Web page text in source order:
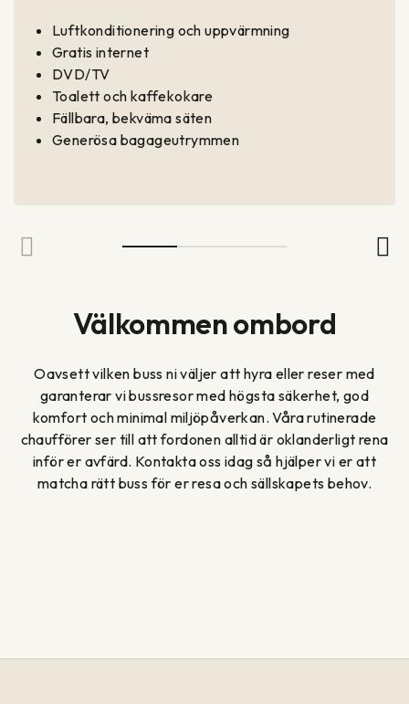
Luftkonditionering och uppvärmning
Gratis internet
DVD/TV
Toalett och kaffekokare
Fällbara, bekväma säten
Generösa bagageutrymmen
Välkommen ombord
Oavsett vilken buss ni väljer att hyra eller reser med
garanterar vi bussresor med högsta säkerhet, god
komfort och minimal miljöpåverkan. Våra rutinerade
chaufförer ser till att fordonen alltid är oklanderligt rena
inför er avfärd. Kontakta oss idag så hjälper vi er att
matcha rätt buss för er resa och sällskapets behov.